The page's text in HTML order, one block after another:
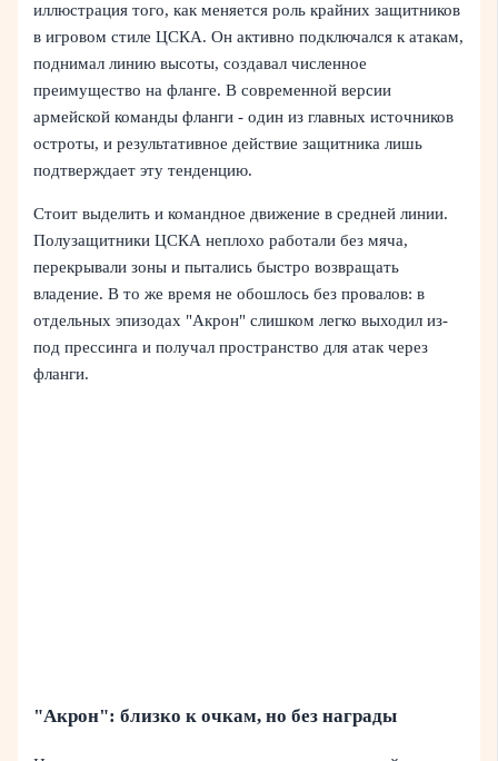
иллюстрация того, как меняется роль крайних защитников
в игровом стиле ЦСКА. Он активно подключался к атакам,
поднимал линию высоты, создавал численное
преимущество на фланге. В современной версии
армейской команды фланги - один из главных источников
остроты, и результативное действие защитника лишь
подтверждает эту тенденцию.
Стоит выделить и командное движение в средней линии.
Полузащитники ЦСКА неплохо работали без мяча,
перекрывали зоны и пытались быстро возвращать
владение. В то же время не обошлось без провалов: в
отдельных эпизодах "Акрон" слишком легко выходил из-
под прессинга и получал пространство для атак через
фланги.
"Акрон": близко к очкам, но без награды